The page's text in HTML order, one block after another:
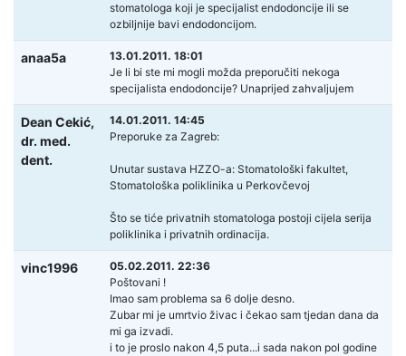
stomatologa koji je specijalist endodoncije ili se
ozbiljnije bavi endodoncijom.
anaa5a
13.01.2011. 18:01
Je li bi ste mi mogli možda preporučiti nekoga
specijalista endodoncije? Unaprijed zahvaljujem
Dean Cekić,
dr. med.
dent.
14.01.2011. 14:45
Preporuke za Zagreb:
Unutar sustava HZZO-a: Stomatološki fakultet,
Stomatološka poliklinika u Perkovčevoj
Što se tiće privatnih stomatologa postoji cijela serija
poliklinika i privatnih ordinacija.
vinc1996
05.02.2011. 22:36
Poštovani !
Imao sam problema sa 6 dolje desno.
Zubar mi je umrtvio živac i čekao sam tjedan dana da
mi ga izvadi.
i to je proslo nakon 4,5 puta...i sada nakon pol godine